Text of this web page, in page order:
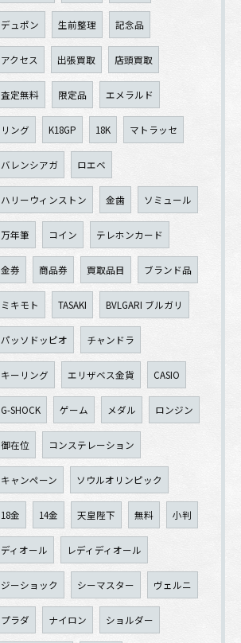
デュポン 生前整理 記念品
アクセス 出張買取 店頭買取
査定無料 限定品 エメラルド
リング K18GP 18K マトラッセ
バレンシアガ ロエベ
ハリーウィンストン 金歯 ソミュール
万年筆 コイン テレホンカード
金券 商品券 買取品目 ブランド品
ミキモト TASAKI BVLGARI ブルガリ
パッソドッピオ チャンドラ
キーリング エリザベス金貨 CASIO
G-SHOCK ゲーム メダル ロンジン
御在位 コンステレーション
キャンペーン ソウルオリンピック
18金 14金 天皇陛下 無料 小判
ディオール レディディオール
ジーショック シーマスター ヴェルニ
プラダ ナイロン ショルダー